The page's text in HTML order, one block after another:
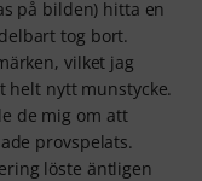
på bilden) hitta en
tog bort.
vilket jag
helt nytt munstycke.
de mig om att
provspelats.
löste äntligen